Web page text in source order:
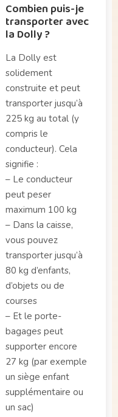
Combien puis-je
transporter avec
la Dolly ?
La Dolly est
solidement
construite et peut
transporter jusqu’à
225 kg au total (y
compris le
conducteur). Cela
signifie :
– Le conducteur
peut peser
maximum 100 kg
– Dans la caisse,
vous pouvez
transporter jusqu’à
80 kg d’enfants,
d’objets ou de
courses
– Et le porte-
bagages peut
supporter encore
27 kg (par exemple
un siège enfant
supplémentaire ou
un sac)